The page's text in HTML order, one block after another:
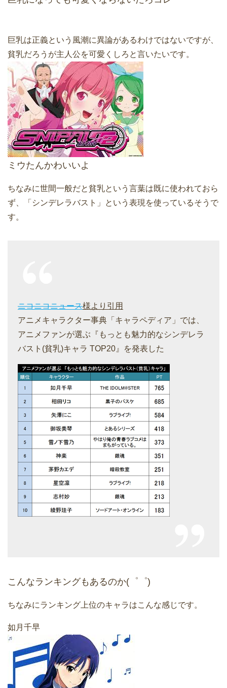
巨乳は正義という風潮に異論があるわけではないですが、
貧乳だろうが主人公を可愛くしろと言いたいです。
ミウたんかわいいよ
ちなみに世間一般だと貧乳という言葉は既に使われておら
ず、「シンデレラバスト」という表現を使っているそうで
す。
ニコニコニュース様より引用
アニメキャラクター事典「キャラペディア」では、
アニメファンが選ぶ『もっとも魅力的なシンデレラ
バスト(貧乳)キャラ TOP20』を発表した
こんなランキングもあるのか(゜゜)
ちなみにランキング上位のキャラはこんな感じです。
如月千早